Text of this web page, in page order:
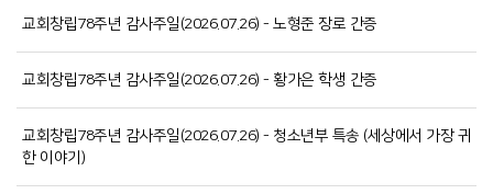
교회창립78주년 감사주일(2026.07.26) - 노형준 장로 간증
교회창립78주년 감사주일(2026.07.26) - 황가은 학생 간증
교회창립78주년 감사주일(2026.07.26) - 청소년부 특송 (세상에서 가장 귀
한 이야기)